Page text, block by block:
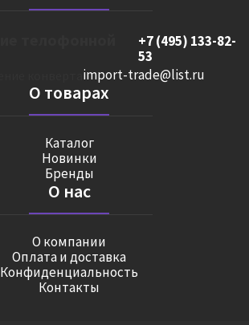
+7 (495) 133-82-
53
import-trade@list.ru
О товарах
Каталог
Новинки
Бренды
О нас
О компании
Оплата и доставка
Конфиденциальность
Контакты